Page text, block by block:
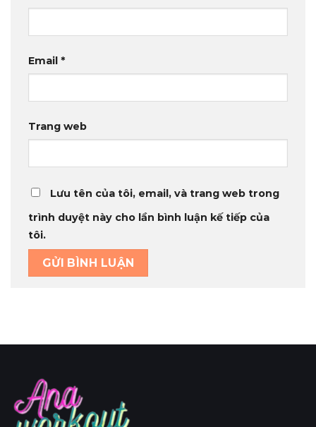
Email *
Trang web
Lưu tên của tôi, email, và trang web trong
trình duyệt này cho lần bình luận kế tiếp của
tôi.